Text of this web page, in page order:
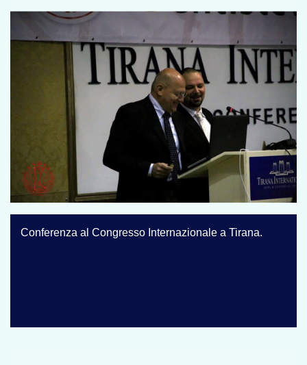
Conferenza al Congresso Internazionale a Tirana.